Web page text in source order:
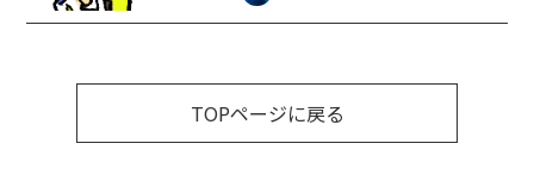
TOPページに戻る